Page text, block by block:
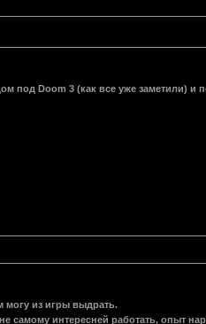
под Doom 3 (как все уже заметили)
могу из игры выдрать.
самому интересней работать, опыт